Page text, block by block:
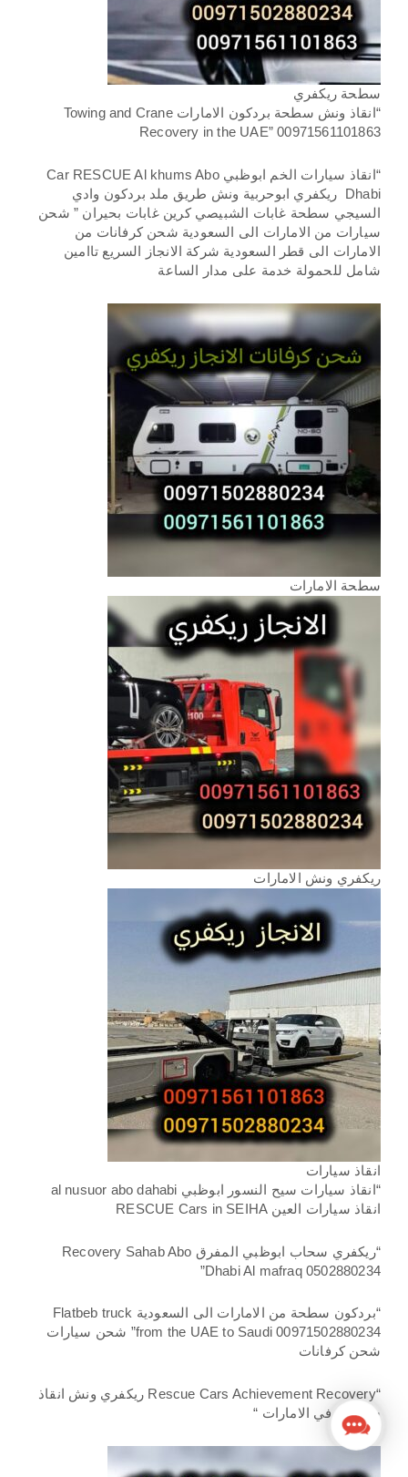
سطحة ريكفري
“انقاذ ونش سطحة بردكون الامارات Towing and Crane
Recovery in the UAE” 00971561101863
“انقاذ سيارات الخم ابوظبي Car RESCUE Al khums Abo
Dhabi ريكفري ابوحربية ونش طريق ملد بردكون وادي
السيجي سطحة غابات الشبيصي كرين غابات بحيران ” شحن
سيارات من الامارات الى السعودية شحن كرفانات من
الامارات الى قطر السعودية شركة الانجاز السريع تاامين
شامل للحمولة خدمة على مدار الساعة
سطحة الامارات
ريكفري ونش الامارات
انقاذ سيارات
انقاذ سيارات العين RESCUE Cars in SEIHA
“ريكفري سحاب ابوظبي المفرق Recovery Sahab Abo
Dhabi Al mafraq 0502880234”
“بردكون سطحة من الامارات الى السعودية Flatbeb truck
from the UAE to Saudi 00971502880234” شحن سيارات
شحن كرفانات
“Rescue Cars Achievement Recovery ريكفري ونش انقاذ
سيارات في الامارات “
Contact
Us